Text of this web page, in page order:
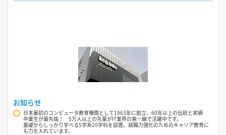
お知らせ
日本最初のコンピュータ教育機関として1963年に創立、60年以上の伝統と実績
卒業生が最先端！ 5万人以上の先輩がIT業界の第一線で活躍中です。
基礎からしっかり学べる5学系20学科を設置。就職力強化のためのキャリア教育に
も力を入れています。